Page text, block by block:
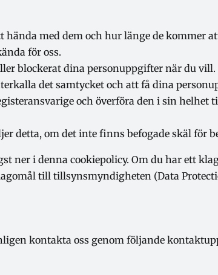
med dem och hur länge de kommer
för oss.
blockerat dina personuppgifter när du vill.
det samtycket och att få dina
och överföra den i sin helhet
detta, om det inte finns befogade skäl för
ner i denna cookiepolicy. Om du har ett
till tillsynsmyndigheten (Data
kontakta oss genom följande